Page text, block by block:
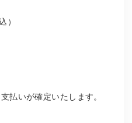
）
払いが確定いたします。